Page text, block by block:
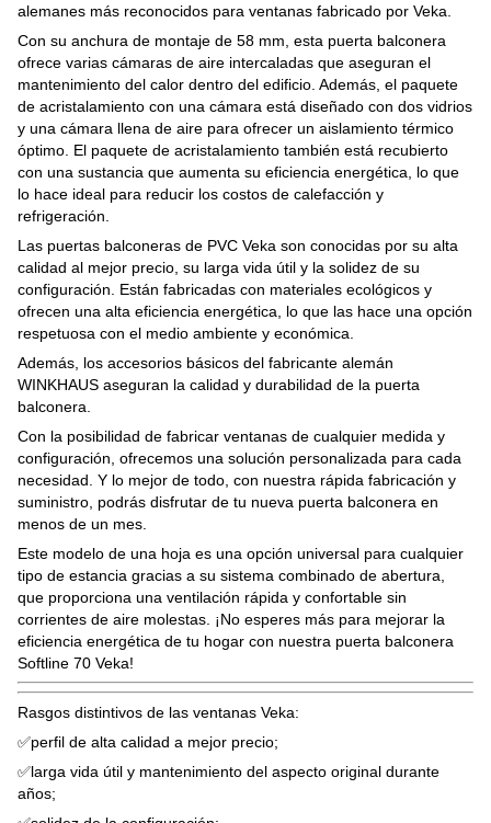
alemanes más reconocidos para ventanas fabricado por Veka.
Con su anchura de montaje de 58 mm, esta puerta balconera
ofrece varias cámaras de aire intercaladas que aseguran el
mantenimiento del calor dentro del edificio. Además, el paquete
de acristalamiento con una cámara está diseñado con dos vidrios
y una cámara llena de aire para ofrecer un aislamiento térmico
óptimo. El paquete de acristalamiento también está recubierto
con una sustancia que aumenta su eficiencia energética, lo que
lo hace ideal para reducir los costos de calefacción y
refrigeración.
Las puertas balconeras de PVC Veka son conocidas por su alta
calidad al mejor precio, su larga vida útil y la solidez de su
configuración. Están fabricadas con materiales ecológicos y
ofrecen una alta eficiencia energética, lo que las hace una opción
respetuosa con el medio ambiente y económica.
Además, los accesorios básicos del fabricante alemán
WINKHAUS aseguran la calidad y durabilidad de la puerta
balconera.
Con la posibilidad de fabricar ventanas de cualquier medida y
configuración, ofrecemos una solución personalizada para cada
necesidad. Y lo mejor de todo, con nuestra rápida fabricación y
suministro, podrás disfrutar de tu nueva puerta balconera en
menos de un mes.
Este modelo de una hoja es una opción universal para cualquier
tipo de estancia gracias a su sistema combinado de abertura,
que proporciona una ventilación rápida y confortable sin
corrientes de aire molestas. ¡No esperes más para mejorar la
eficiencia energética de tu hogar con nuestra puerta balconera
Softline 70 Veka!
Rasgos distintivos de las ventanas Veka:
✅perfil de alta calidad a mejor precio;
✅larga vida útil y mantenimiento del aspecto original durante
años;